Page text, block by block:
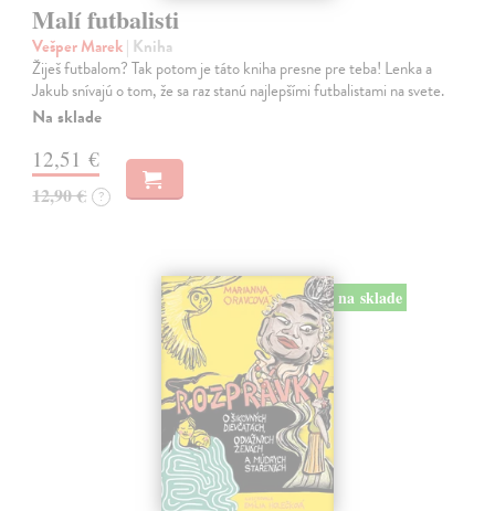
Malí futbalisti
Vešper Marek| Kniha
Žiješ futbalom? Tak potom je táto kniha presne pre teba! Lenka a
Jakub snívajú o tom, že sa raz stanú najlepšími futbalistami na svete.
Na sklade
12,51 €
12,90 € ?
na sklade